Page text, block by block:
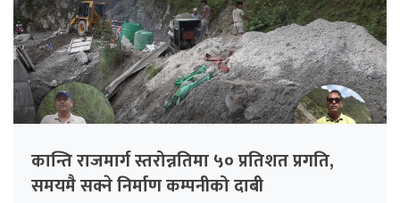
कान्ति राजमार्ग स्तरोन्नतिमा ५० प्रतिशत प्रगति,
समयमै सक्ने निर्माण कम्पनीको दाबी